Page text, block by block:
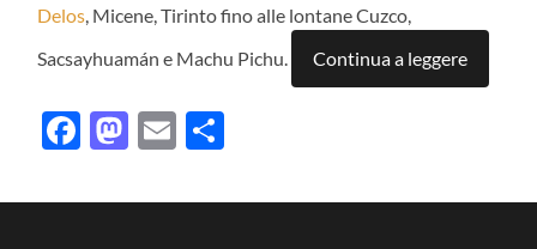
Delos, Micene, Tirinto fino alle lontane Cuzco,
Sacsayhuamán e Machu Pichu.
Continua a leggere
Facebook
Mastodon
Email